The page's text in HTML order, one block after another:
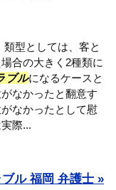
型としては、客と
合の大きく2種類に
ブルになるケースと
なかったと翻意す
なかったとして慰
際...
ル 福岡 弁護士 »